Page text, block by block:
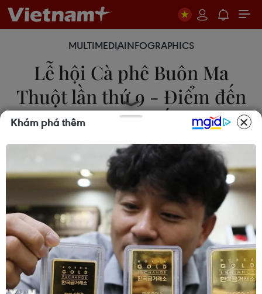
MULTIMEDIAINFOGRAPHICS
Lễ hội Cà phê Buôn Ma
Thuột lần thứ 9 - Điểm đến
của càphê thế giới
09/03/2025 01:23
Lễ hội Càphê Buôn Ma Thuột lần thứ 9 nhằm góp
phần nâng cao vị thế ngành càphê Việt Nam trên
trường quốc tế; xây dựng hình ảnh thành phố Buôn
Ma Thuột là “Thành phố càphê của thế giới.”
Khám phá thêm